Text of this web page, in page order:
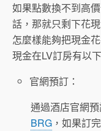
如果點數換不到高
話，那就只剩下花
怎麼樣能夠把現金
現金在LV訂房有以
官網預訂：
通過酒店官網
BRG ，如果訂